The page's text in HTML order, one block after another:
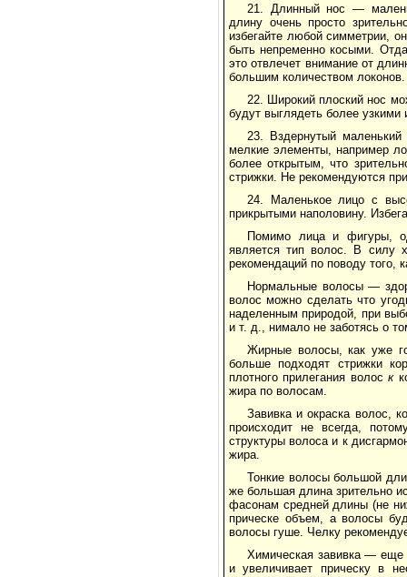
21. Длинный нос —
длину очень просто
избегайте любой симметрии,
быть непременно косыми.
это отвлечет внимание от
большим количеством локонов.
22. Широкий плоский нос
будут выглядеть более узкими
23. Вздернутый
мелкие элементы, например
более открытым, что
стрижки. Не рекомендуются
24. Маленькое лицо с
прикрытыми наполовину.
Помимо лица и фигуры,
является тип волос. В силу
рекомендаций по поводу того,
Нормальные волосы —
волос можно сделать что
наделенным природой, при
и т. д., нимало не заботясь о
Жирные волосы, как уже
больше подходят стрижки
плотного прилегания волоск
жира по волосам.
Завивка и окраска волос,
происходит не всегда,
структуры волоса и к
жира.
Тонкие волосы большой
же большая длина зрительно
фасонам средней длины (не
прическе объем, а волосы
волосы гуше. Челку
Химическая завивка — еще
и увеличивает прическу в